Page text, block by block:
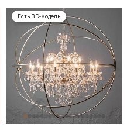
Есть 3D-модель